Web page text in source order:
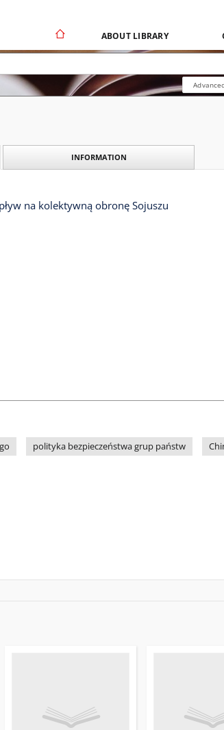
ABOUT LIBRARY
INFORMATION
na kolektywną obronę Sojuszu
polityka bezpieczeństwa grup państw